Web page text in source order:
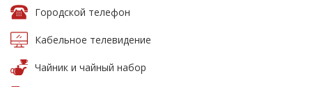
Городской телефон
Кабельное телевидение
Чайник и чайный набор